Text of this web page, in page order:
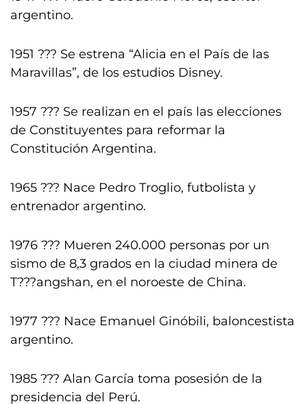
argentino.
1951 ??? Se estrena “Alicia en el País de las
Maravillas”, de los estudios Disney.
1957 ??? Se realizan en el país las elecciones
de Constituyentes para reformar la
Constitución Argentina.
1965 ??? Nace Pedro Troglio, futbolista y
entrenador argentino.
1976 ??? Mueren 240.000 personas por un
sismo de 8,3 grados en la ciudad minera de
T???angshan, en el noroeste de China.
1977 ??? Nace Emanuel Ginóbili, baloncestista
argentino.
1985 ??? Alan García toma posesión de la
presidencia del Perú.